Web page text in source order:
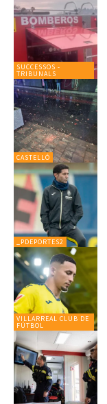
SUCCESSOS -
TRIBUNALS
CASTELLÓ
_PDEPORTES2
VILLARREAL CLUB DE
FÚTBOL